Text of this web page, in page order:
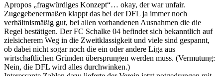
Apropos „fragwürdiges Konzept“… okay, der war unfair.
Zugegebenermaßen klappt das bei der DFL ja immer noch
verhältnismäßig gut, bei allen vorhandenen Ausnahmen die die
Regel bestätigen. Der FC Schalke 04 befindet sich bekanntlich auf
zielsicherem Weg in die Zweitklassigkeit und viele sind gespannt,
ob dabei nicht sogar noch die ein oder andere Liga aus
wirtschaftlichen Gründen übersprungen werden muss. (Vermutung:
Nein, die DFL wird alles durchwinken.)